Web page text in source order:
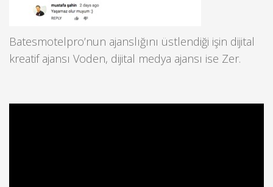
Batesmotelpro’nun ajanslığını üstlendiği işin dijital
kreatif ajansı Voden, dijital medya ajansı ise Zer.